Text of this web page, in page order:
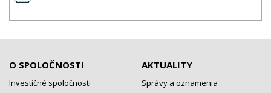
O SPOLOČNOSTI
Investičné spoločnosti
AKTUALITY
Správy a oznamenia